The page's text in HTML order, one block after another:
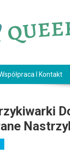
I Kontakt